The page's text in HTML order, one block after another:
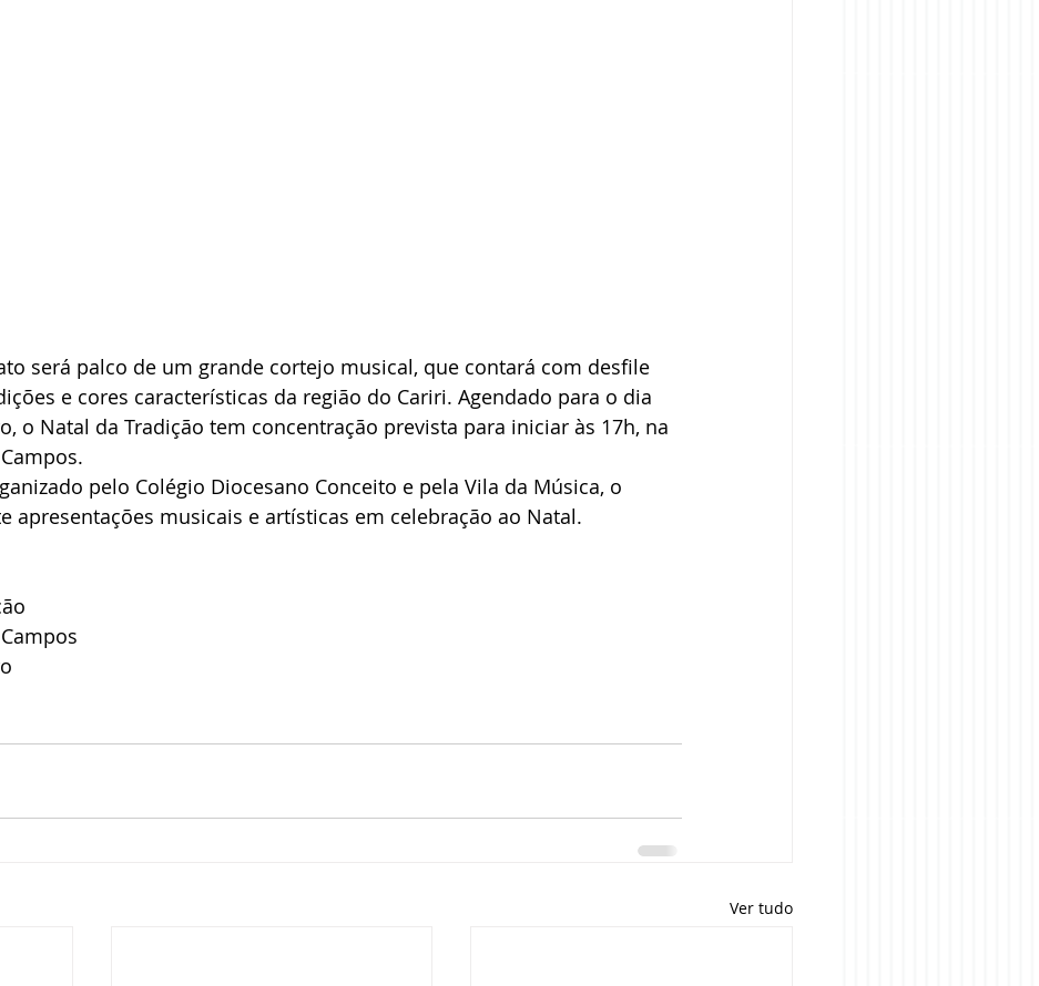
será palco de um grande cortejo musical, que contará com desfile
e cores características da região do Cariri. Agendado para o dia
o Natal da Tradição tem concentração prevista para iniciar às 17h, na
pelo Colégio Diocesano Conceito e pela Vila da Música, o
apresentações musicais e artísticas em celebração ao Natal.
Ver tudo